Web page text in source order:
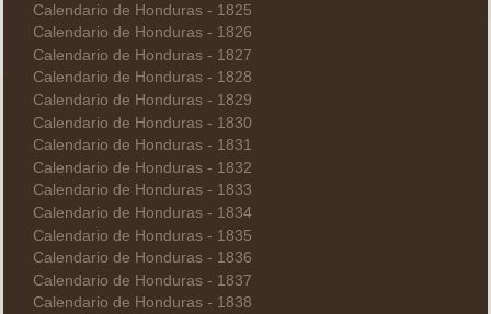
Calendario de Honduras - 1825
Calendario de Honduras - 1826
Calendario de Honduras - 1827
Calendario de Honduras - 1828
Calendario de Honduras - 1829
Calendario de Honduras - 1830
Calendario de Honduras - 1831
Calendario de Honduras - 1832
Calendario de Honduras - 1833
Calendario de Honduras - 1834
Calendario de Honduras - 1835
Calendario de Honduras - 1836
Calendario de Honduras - 1837
Calendario de Honduras - 1838